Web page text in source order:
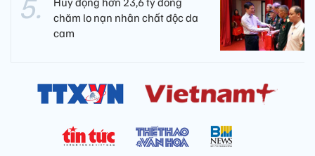
chăm lo nạn nhân chất độc da
cam